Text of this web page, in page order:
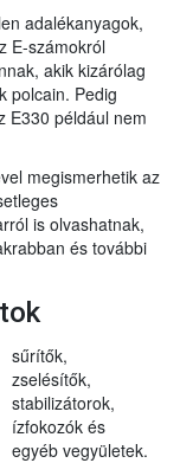
adalékanyagok,
E-számokról
akik kizárólag
polcain. Pedig
E330 például nem
megismerhetik az
is olvashatnak,
és további
sűrítők,
zselésítők,
stabilizátorok,
ízfokozók és
egyéb vegyületek.